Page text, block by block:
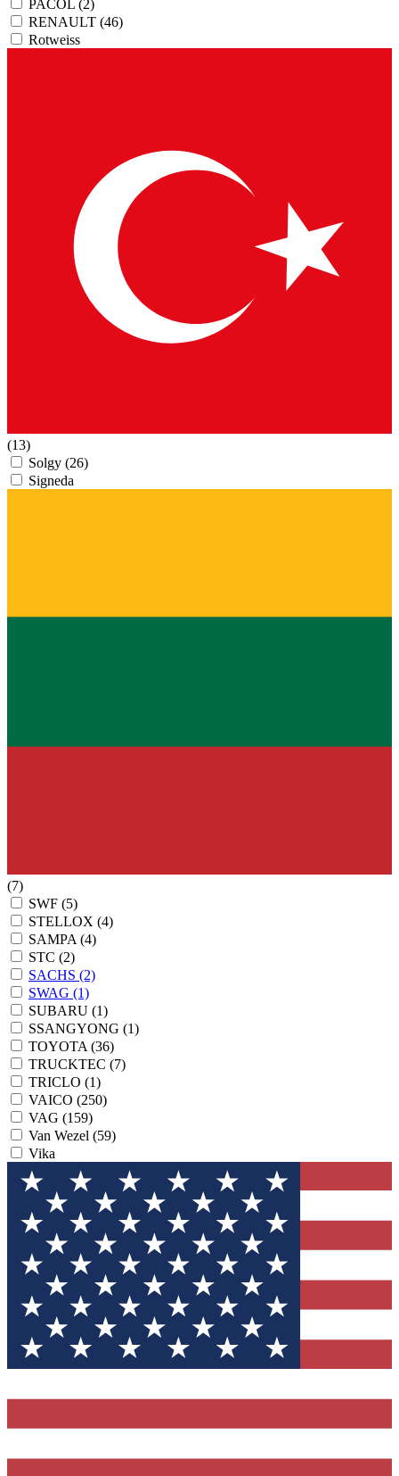
PACOL (2)
RENAULT (46)
Rotweiss
(13)
Solgy (26)
Signeda
(7)
SWF (5)
STELLOX (4)
SAMPA (4)
STC (2)
SACHS (2)
SWAG (1)
SUBARU (1)
SSANGYONG (1)
TOYOTA (36)
TRUCKTEC (7)
TRICLO (1)
VAICO (250)
VAG (159)
Van Wezel (59)
Vika